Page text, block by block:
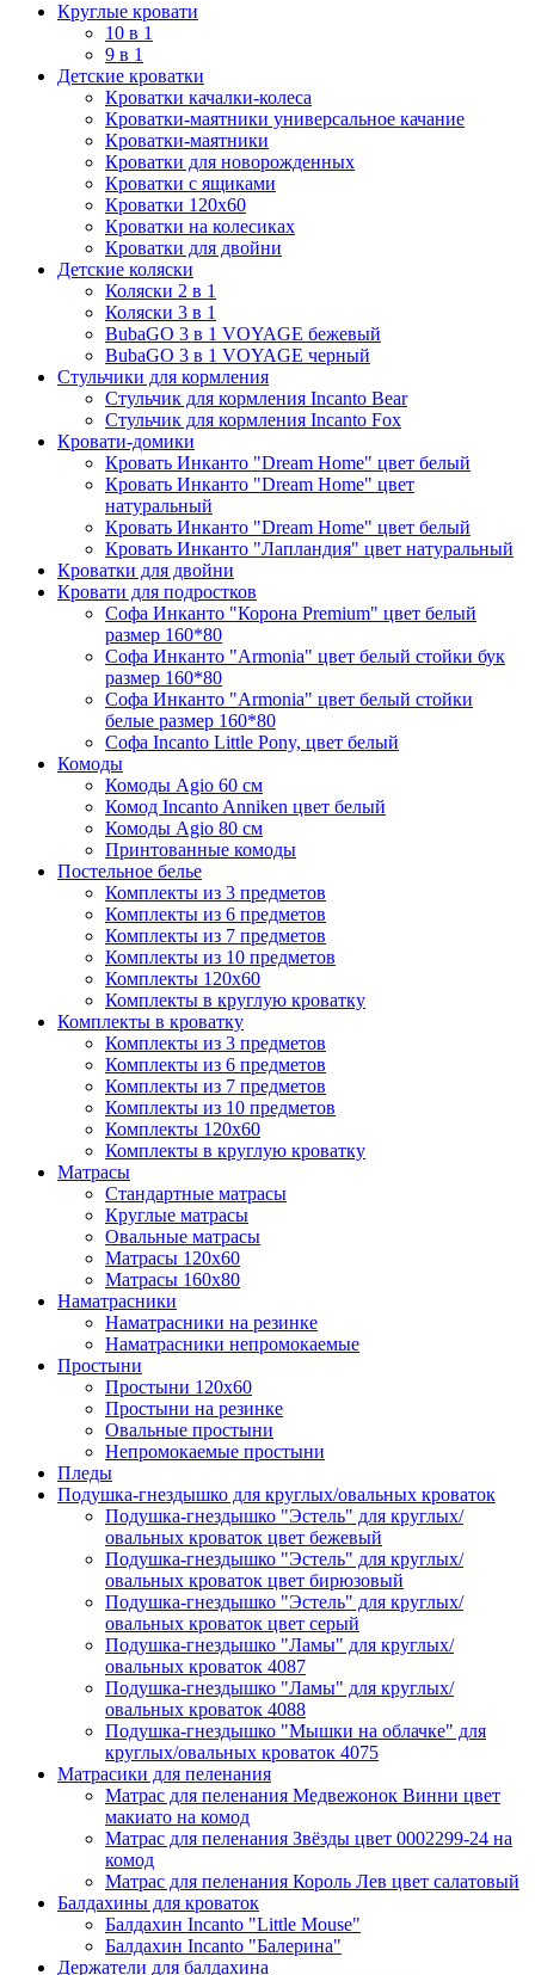
Круглые кровати
10 в 1
9 в 1
Детские кроватки
Кроватки качалки-колеса
Кроватки-маятники универсальное качание
Кроватки-маятники
Кроватки для новорожденных
Кроватки с ящиками
Кроватки 120х60
Кроватки на колесиках
Кроватки для двойни
Детские коляски
Коляски 2 в 1
Коляски 3 в 1
BubaGO 3 в 1 VOYAGE бежевый
BubaGO 3 в 1 VOYAGE черный
Стульчики для кормления
Стульчик для кормления Incanto Bear
Стульчик для кормления Incanto Fox
Кровати-домики
Кровать Инканто "Dream Home" цвет белый
Кровать Инканто "Dream Home" цвет
натуральный
Кровать Инканто "Dream Home" цвет белый
Кровать Инканто "Лапландия" цвет натуральный
Кроватки для двойни
Кровати для подростков
Софа Инканто "Корона Premium" цвет белый
размер 160*80
Софа Инканто "Armonia" цвет белый стойки бук
размер 160*80
Софа Инканто "Armonia" цвет белый стойки
белые размер 160*80
Софа Incanto Little Pony, цвет белый
Комоды
Комоды Agio 60 см
Комод Incanto Anniken цвет белый
Комоды Agio 80 см
Принтованные комоды
Постельное белье
Комплекты из 3 предметов
Комплекты из 6 предметов
Комплекты из 7 предметов
Комплекты из 10 предметов
Комплекты 120х60
Комплекты в круглую кроватку
Комплекты в кроватку
Комплекты из 3 предметов
Комплекты из 6 предметов
Комплекты из 7 предметов
Комплекты из 10 предметов
Комплекты 120х60
Комплекты в круглую кроватку
Матрасы
Стандартные матрасы
Круглые матрасы
Овальные матрасы
Матрасы 120х60
Матрасы 160х80
Наматрасники
Наматрасники на резинке
Наматрасники непромокаемые
Простыни
Простыни 120х60
Простыни на резинке
Овальные простыни
Непромокаемые простыни
Пледы
Подушка-гнездышко для круглых/овальных кроваток
Подушка-гнездышко "Эстель" для круглых/
овальных кроваток цвет бежевый
Подушка-гнездышко "Эстель" для круглых/
овальных кроваток цвет бирюзовый
Подушка-гнездышко "Эстель" для круглых/
овальных кроваток цвет серый
Подушка-гнездышко "Ламы" для круглых/
овальных кроваток 4087
Подушка-гнездышко "Ламы" для круглых/
овальных кроваток 4088
Подушка-гнездышко "Мышки на облачке" для
круглых/овальных кроваток 4075
Матрасики для пеленания
Матрас для пеленания Медвежонок Винни цвет
макиато на комод
Матрас для пеленания Звёзды цвет 0002299-24 на
комод
Матрас для пеленания Король Лев цвет салатовый
Балдахины для кроваток
Балдахин Incanto "Little Mouse"
Балдахин Incanto "Балерина"
Держатели для балдахина